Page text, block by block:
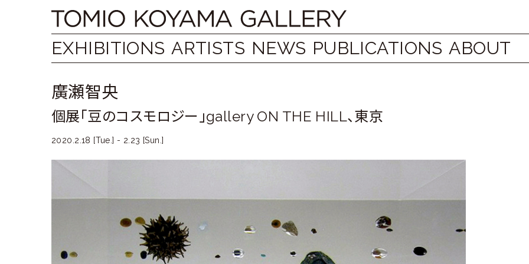
content
Tomio
Koyama
小
山
登
夫
EXHIBITIONS ARTISTS NEWS PUBLICATIONS ABOUT
廣瀬智央
個展「豆のコスモロジー」gallery ON THE HILL、東京
2020.2.18 [Tue.] - 2.23 [Sun.]